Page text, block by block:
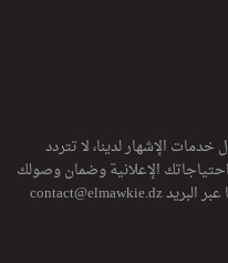
الإشهار لدينا، لا تتردد
الإعلانية وضمان وصولك
البريدcontact@elmawkie.dz